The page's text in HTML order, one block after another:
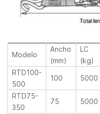
Modelo
Ancho
(mm)
LC
(kg)
RTD100-
500
100 5000
RTD75-
350
75 5000